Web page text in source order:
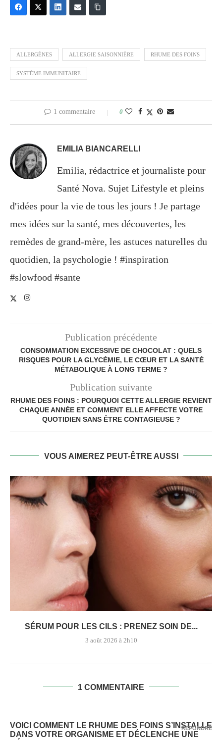
ALLERGÈNES ALLERGIE SAISONNIÈRE RHUME DES FOINS
SYSTÈME IMMUNITAIRE
1 commentaire 0
EMILIA BIANCARELLI
Emilia, rédactrice et journaliste pour
Santé Nova. Sujet Lifestyle et pleins
d'idées pour la vie de tous les jours ! Je partage
mes idées sur la santé, mes découvertes, les
remèdes de grand-mère, les astuces naturelles du
quotidien, la psychologie ! #inspiration
#slowfood #sante
Publication précédente
CONSOMMATION EXCESSIVE DE CHOCOLAT : QUELS
RISQUES POUR LA GLYCÉMIE, LE CŒUR ET LA SANTÉ
MÉTABOLIQUE À LONG TERME ?
Publication suivante
RHUME DES FOINS : POURQUOI CETTE ALLERGIE REVIENT
CHAQUE ANNÉE ET COMMENT ELLE AFFECTE VOTRE
QUOTIDIEN SANS ÊTRE CONTAGIEUSE ?
VOUS AIMEREZ PEUT-ÊTRE AUSSI
SÉRUM POUR LES CILS : PRENEZ SOIN DE...
3 août 2026 à 2h10
1 COMMENTAIRE
VOICI COMMENT LE RHUME DES FOINS S’INSTALLE
DANS VOTRE ORGANISME ET DÉCLENCHE UNE
RÉPONDRE